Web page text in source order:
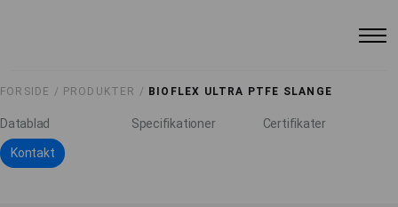
FORSIDE / PRODUKTER / BIOFLEX ULTRA PTFE SLANGE
Datablad Specifikationer Certifikater
Kontakt